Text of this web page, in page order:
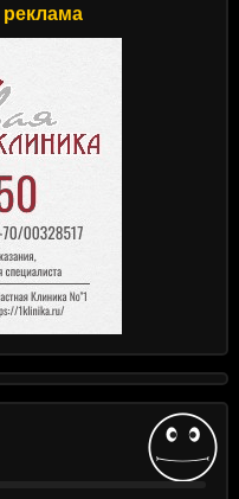
реклама